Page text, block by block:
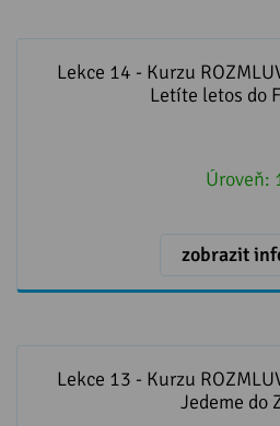
letos do
Lekce 14 - Kurzu
Letíte letos do
Úroveň:
zobrazit
do ZOO
Lekce 13 - Kurzu
Jedeme do